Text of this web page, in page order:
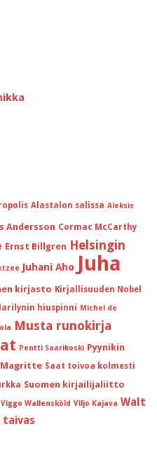
Alastalon salissa Aleksis
Andersson Cormac McCarthy
Ernst Billgren Helsingin
Juhani Aho Juha
kirjasto Kirjallisuuden Nobel
hiuspinni Michel de
Musta runokirja
Pentti Saarikoski Pyynikin
Magritte Saat toivoa kolmesti
Suomen kirjailijaliitto
Viggo Wallensköld Viljo Kajava Walt
taivas